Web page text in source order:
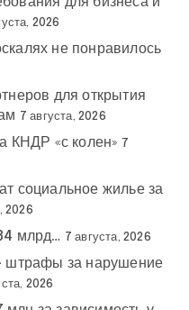
2026
не понравилось
для открытия
7 августа, 2026
КНДР «с колен» 7
социальное жилье за
2026
млрд… 7 августа, 2026
штрафы за нарушение
2026